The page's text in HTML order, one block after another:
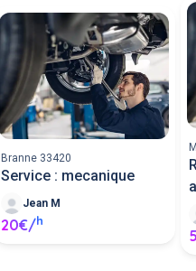
Branne 33420
Service : mecanique
Jean M
20€/h